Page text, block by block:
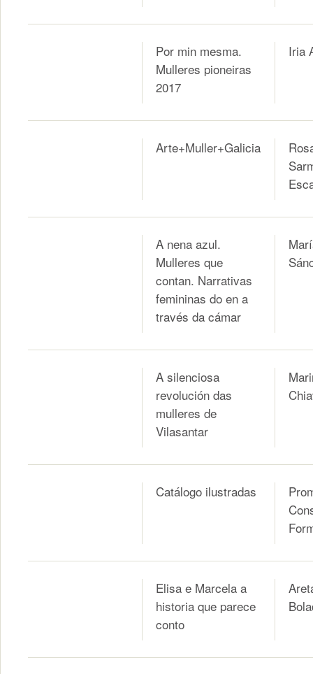
Por min mesma.
Mulleres pioneiras
2017
Iria
Arte+Muller+Galicia
A nena azul.
Mulleres que
contan. Narrativas
femininas do en a
través da cámar
A silenciosa
revolución das
mulleres de
Vilasantar
Catálogo ilustradas
Elisa e Marcela a
historia que parece
conto